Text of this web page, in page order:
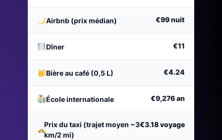
Airbnb (prix médian) €99nuit
Dîner €11
Bière au café (0,5 L) €4.24
École internationale €9,276an
Prix du taxi (trajet moyen ~3
km/2 mi)
€3.18voyage